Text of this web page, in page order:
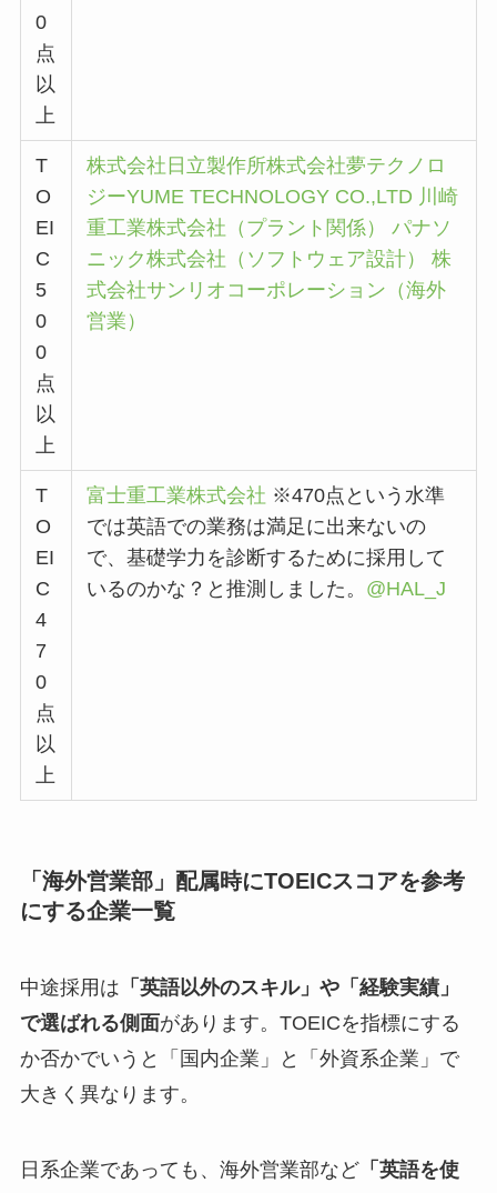
0
点
以
上
T
O
EI
C
5
0
0
点
以
上
株式会社日立製作所株式会社夢テクノロ
ジーYUME TECHNOLOGY CO.,LTD 川崎
重工業株式会社（プラント関係）
パナソ
ニック株式会社（ソフトウェア設計）
株
式会社サンリオコーポレーション（海外
営業）
T
O
EI
C
4
7
0
点
以
上
富士重工業株式会社 ※470点という水準
では英語での業務は満足に出来ないの
で、基礎学力を診断するために採用して
いるのかな？と推測しました。 @HAL_J
「海外営業部」配属時にTOEICスコアを参考
にする企業一覧
中途採用は 「英語以外のスキル」や「経験実績」
で選ばれる側面があります。TOEICを指標にする
か否かでいうと「国内企業」と「外資系企業」で
大きく異なります。
日系企業であっても、海外営業部など「英語を使